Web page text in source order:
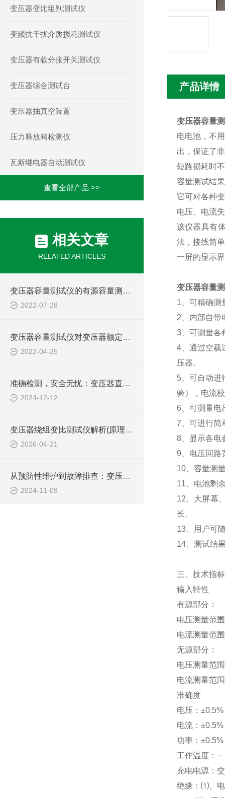
变压器变比组别测试仪
变频抗干扰介质损耗测试仪
变压器有载分接开关测试仪
变压器综合测试台
变压器抽真空装置
压力释放阀检测仪
瓦斯继电器自动测试仪
查看全部产品 >>
相关文章
RELATED ARTICLES
变压器容量测试仪的有源容量测试方式简介
2022-07-28
变压器容量测试仪对变压器额定容量的判断
2022-04-25
准确检测，安全无忧：变压器直流电阻测试仪助力电力维护
2024-12-12
变压器绕组变比测试仪解析(原理、功能及现场应用)
2026-04-21
从预防性维护到故障排查：变压器绕组变比测试仪在电力行业的多功能应用探索
2024-11-09
产品详情
变压器容量
电电池，不
出，保证了
短路损耗时
容量测试结
它可对各种
电压、电流
该仪器具有
法，接线简
一屏的显示
变压器容量
1 、可精确
2 、内部自
3、可测量各
4、通过空载
压器。
5、可自动进
验），电流
6 、可测量
7 、可进行
8、显示各电
9 、电压回
10、容量测
11 、电池剩
12 、大屏幕
长。
13、用户可
14、测试结
三、技术指标
输入特性
有源部分：
电压测量范
电流测量范
无源部分：
电压测量范
电流测量范
准确度
电压：±0.5%
电流：±0.5%
功率：±0.5%
工作温度：－
充电电源：
绝缘：⑴、电